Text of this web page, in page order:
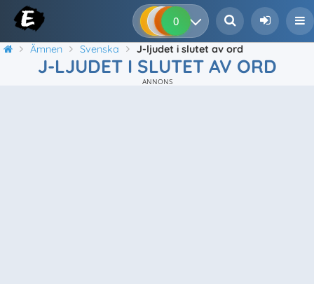
0 0 0
Ämnen Svenska J-ljudet i slutet av ord
J-LJUDET I SLUTET AV ORD
ANNONS